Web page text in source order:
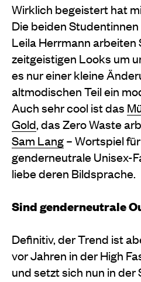
Wirklich begeistert hat
Die beiden
Leila Herrmann arbeiten
zeitgeistigen Looks um
es nur einer kleine
altmodischen Teil ein
Auch sehr cool ist das
Gold, das Zero Waste
Sam Lang– Wortspiel
genderneutrale Unisex-
liebe deren Bildsprache.
Sind genderneutrale
Definitiv, der Trend ist
vor Jahren in der High
und setzt sich nun in der